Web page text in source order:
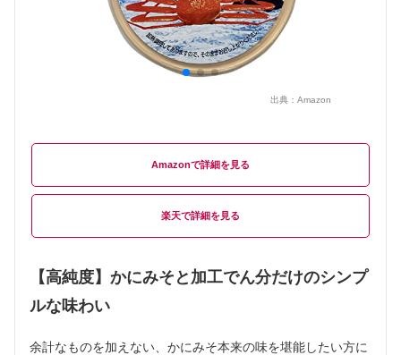
出典： Amazon
Amazon
楽天
【高純度】かにみそと加工でん分だけのシンプ
ルな味わい
余計なものを加えない、かにみそ本来の味を堪能したい方に